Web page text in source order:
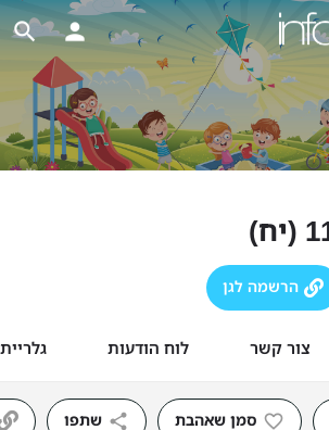
הרשמה לגן
צור קשר לוח הודעות
סמן שאהבת שתפו